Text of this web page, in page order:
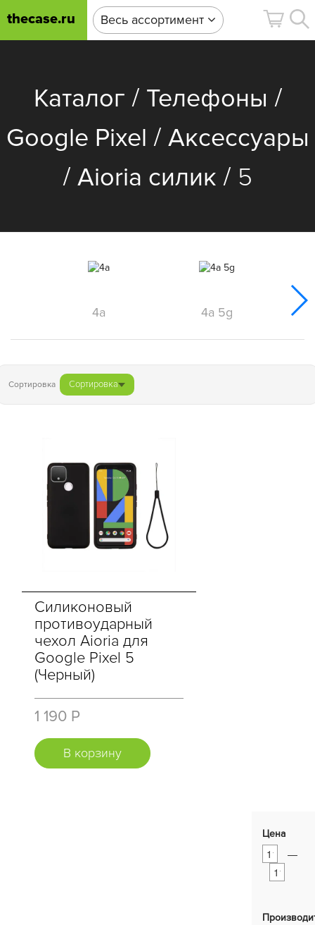
thecase.ru Весь ассортимент
Каталог / Телефоны /
Google Pixel / Аксессуары
/ Aioria силик / 5
4a 4a 5g
Сортировка Сортировка
Силиконовый
противоударный
чехол Aioria для
Google Pixel 5
(Черный)
1 190 Р
В корзину
Цена
—